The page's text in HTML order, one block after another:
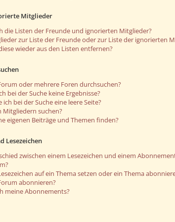
Mitglieder
die Listen der Freunde und ignorierten Mitglieder?
zur Liste der Freunde oder zur Liste der ignorierten
wieder aus den Listen entfernen?
oder mehrere Foren durchsuchen?
bei der Suche keine Ergebnisse?
bei der Suche eine leere Seite?
Mitgliedern suchen?
eigenen Beiträge und Themen finden?
Lesezeichen
zwischen einem Lesezeichen und einem
auf ein Thema setzen oder ein Thema
abonnieren?
meine Abonnements?